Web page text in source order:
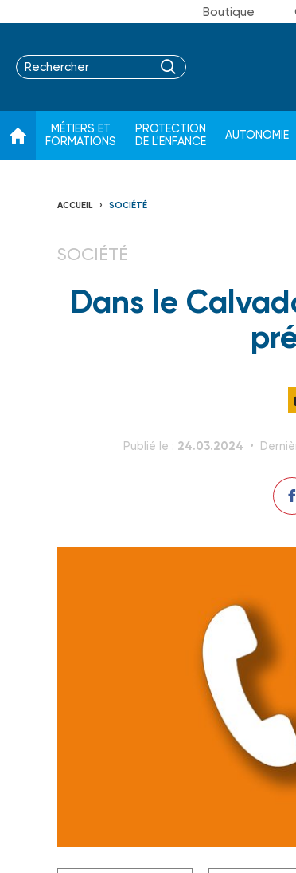
Boutique
MÉTIERS ET
FORMATIONS
PROTECTION
DE L'ENFANCE
AUTONOMIE
ACCUEIL SOCIÉTÉ
SOCIÉTÉ
Dans le
Publié le : 24.03.2024